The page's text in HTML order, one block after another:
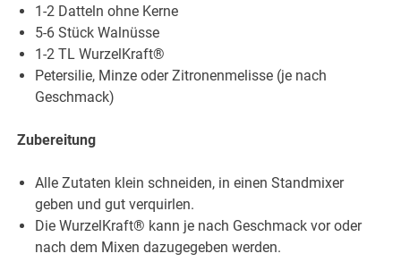
1-2 Datteln ohne Kerne
5-6 Stück Walnüsse
1-2 TL WurzelKraft®
Petersilie, Minze oder Zitronenmelisse (je nach
Geschmack)
Zubereitung
Alle Zutaten klein schneiden, in einen Standmixer
geben und gut verquirlen.
Die WurzelKraft® kann je nach Geschmack vor oder
nach dem Mixen dazugegeben werden.